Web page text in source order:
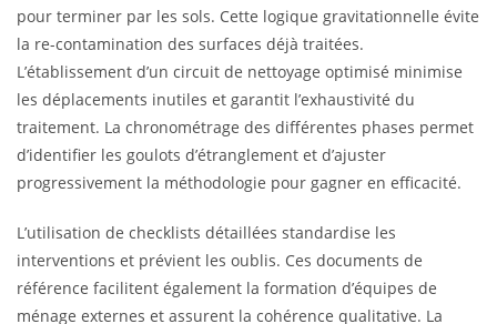
pour terminer par les sols. Cette logique gravitationnelle évite
la re-contamination des surfaces déjà traitées.
L’établissement d’un circuit de nettoyage optimisé minimise
les déplacements inutiles et garantit l’exhaustivité du
traitement. La chronométrage des différentes phases permet
d’identifier les goulots d’étranglement et d’ajuster
progressivement la méthodologie pour gagner en efficacité.
L’utilisation de checklists détaillées standardise les
interventions et prévient les oublis. Ces documents de
référence facilitent également la formation d’équipes de
ménage externes et assurent la cohérence qualitative. La